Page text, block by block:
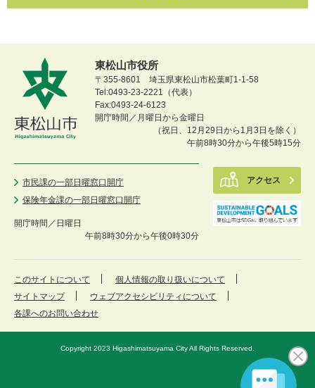
東松山市役所
〒355-8601 埼玉県東松山市松葉町1-1-58
Tel:0493-23-2221（代表）
Fax:0493-24-6123
開庁時間／月曜日から金曜日
（祝日、12月29日から1月3日を除く）
午前8時30分から午後5時15分
市民課の一部日曜窓口開庁
保険年金課の一部日曜窓口開庁
開庁時間／ 日曜日
午前8時30分から午後0時30分
アクセス
このサイトについて
個人情報の取り扱いについて
サイトマップ
ウェブアクセシビリティについて
各課へのお問い合わせ
Copyright 2023 Higashimatsuyama City All Rights Reserved.